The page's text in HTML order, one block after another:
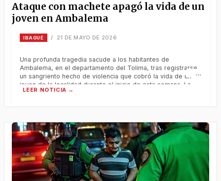
Ataque con machete apagó la vida de un
joven en Ambalema
IBAGUÉ / 21 DE MAYO DE 2026
Una profunda tragedia sacude a los habitantes de
Ambalema, en el departamento del Tolima, tras registrarse
un sangriento hecho de violencia que cobró la vida de un
joven de la localidad durante el inicio de esta semana. La
víctima falleció en un centro médico tras verse involucrado